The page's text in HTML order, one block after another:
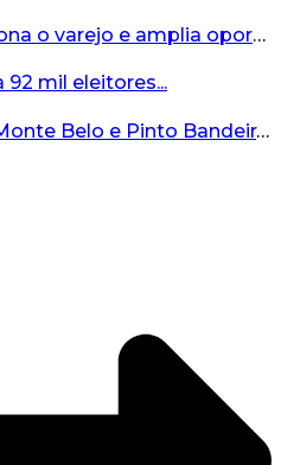
Consumidor 60+ impulsiona o varejo e amplia oportunidades para o comércio ...
92 mil eleitores...
Bento, Boa Vista do Sul, Monte Belo e Pinto Bandeira registram quatro casos de abigeato este ano...